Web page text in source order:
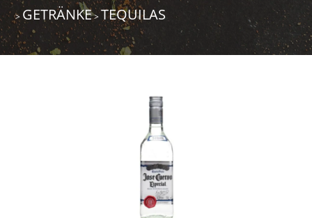
> GETRÄNKE>TEQUILAS